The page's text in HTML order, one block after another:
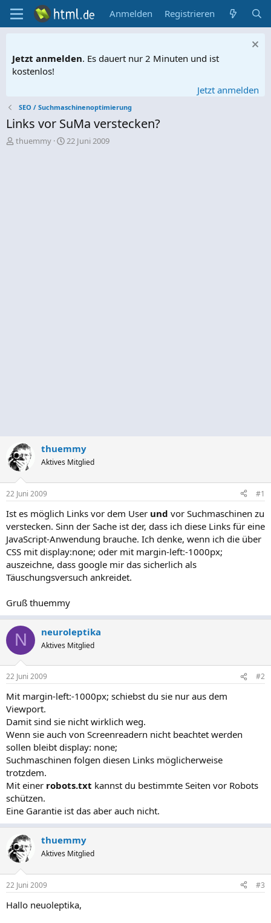
Anmelden Registrieren
Jetzt anmelden. Es dauert nur 2 Minuten und ist
kostenlos!
Jetzt anmelden
SEO / Suchmaschinenoptimierung
Links vor SuMa verstecken?
E
thuemmy
E
22 Juni 2009
thuemmy
Aktives Mitglied
22 Juni 2009 #1
Ist es möglich Links vor dem User und vor Suchmaschinen zu
verstecken. Sinn der Sache ist der, dass ich diese Links für eine
JavaScript-Anwendung brauche. Ich denke, wenn ich die über
CSS mit display:none; oder mit margin-left:-1000px;
auszeichne, dass google mir das sicherlich als
Täuschungsversuch ankreidet.
Gruß thuemmy
N neuroleptika
Aktives Mitglied
22 Juni 2009 #2
Mit margin-left:-1000px; schiebst du sie nur aus dem
Viewport.
Damit sind sie nicht wirklich weg.
Wenn sie auch von Screenreadern nicht beachtet werden
sollen bleibt display: none;
Suchmaschinen folgen diesen Links möglicherweise
trotzdem.
Mit einer robots.txt kannst du bestimmte Seiten vor Robots
schützen.
Eine Garantie ist das aber auch nicht.
thuemmy
Aktives Mitglied
22 Juni 2009 #3
Hallo neuoleptika,